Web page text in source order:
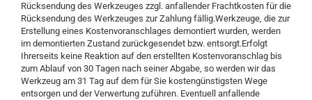
Rücksendung des Werkzeuges zzgl. anfallender Frachtkosten für die
Rücksendung des Werkzeuges zur Zahlung fällig.Werkzeuge, die zur
Erstellung eines Kostenvoranschlages demontiert wurden, werden
im demontierten Zustand zurückgesendet bzw. entsorgt.Erfolgt
Ihrerseits keine Reaktion auf den erstellten Kostenvoranschlag bis
zum Ablauf von 30 Tagen nach seiner Abgabe, so werden wir das
Werkzeug am 31 Tag auf dem für Sie kostengünstigsten Wege
entsorgen und der Verwertung zuführen. Eventuell anfallende